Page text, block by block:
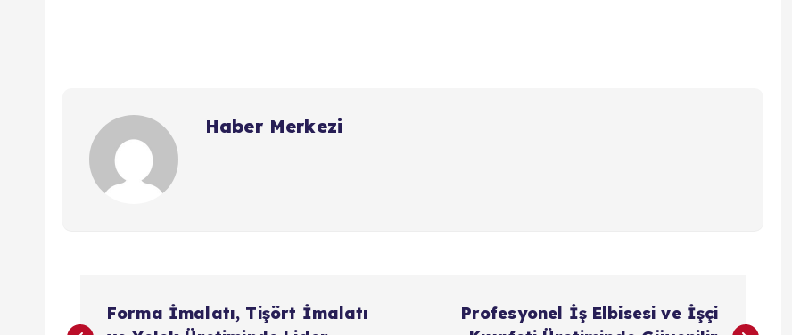
Haber Merkezi
Forma İmalatı, Tişört İmalatı
Profesyonel İş Elbisesi ve İşçi